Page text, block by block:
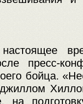
пресс-
бойца.
на